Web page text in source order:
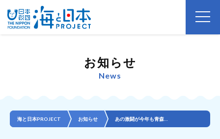
お知らせ
News
海と日本PROJECT お知らせ